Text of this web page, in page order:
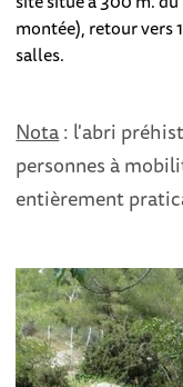
montée), retour vers
salles.
Nota: l'abri
personnes à
entièrement